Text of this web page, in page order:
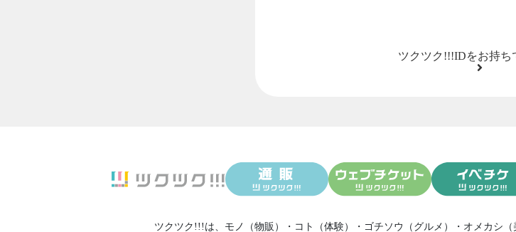
ツクツク!!!IDをお持ち
ツクツク!!!は、 モノ（物販） ・ コト（体験） ・ ゴチソウ（グルメ） ・ オメカシ（